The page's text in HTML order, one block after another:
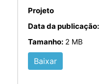
Projeto
Data da publicação:
Tamanho: 2 MB
Baixar